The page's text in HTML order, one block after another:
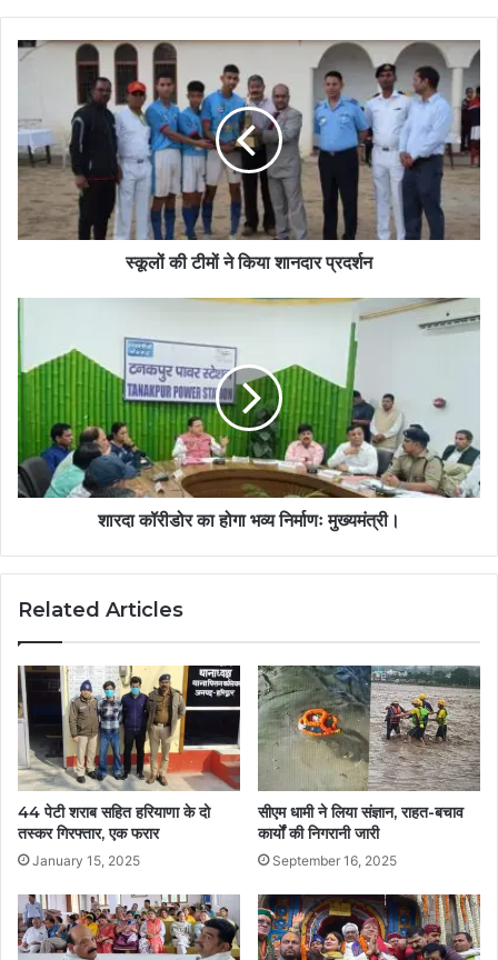
स्कूलों की टीमों ने किया शानदार प्रदर्शन
शारदा कॉरीडोर का होगा भव्य निर्माणः मुख्यमंत्री।
Related Articles
44 पेटी शराब सहित हरियाणा के दो
तस्कर गिरफ्तार, एक फरार
January 15, 2025
सीएम धामी ने लिया संज्ञान, राहत-बचाव
कार्यों की निगरानी जारी
September 16, 2025